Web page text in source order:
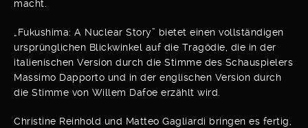
macht.
„Fukushima: A Nuclear Story” bietet einen vollständigen
ursprünglichen Blickwinkel auf die Tragödie, die in der
italienischen Version durch die Stimme des Schauspielers
Massimo Dapporto und in der englischen Version durch
die Stimme von Willem Dafoe erzählt wird.
Christine Reinhold und Matteo Gagliardi bringen es fertig,